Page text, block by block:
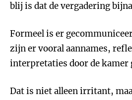
blij is dat de vergadering
Formeel is er
zijn er vooral aannames,
interpretaties door de kamer
Dat is niet alleen irritant,